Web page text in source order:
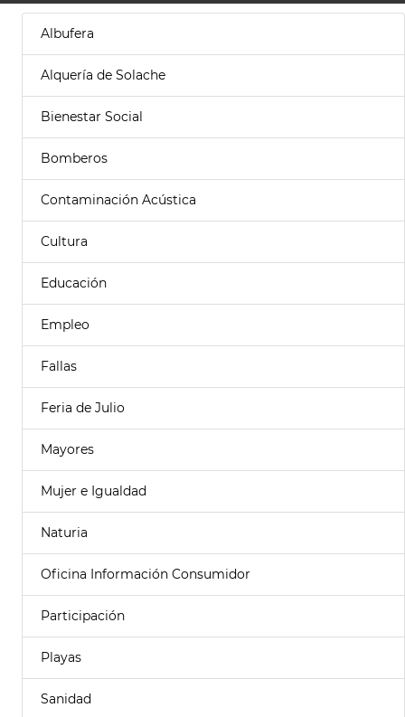
Albufera
Alquería de Solache
Bienestar Social
Bomberos
Contaminación Acústica
Cultura
Educación
Empleo
Fallas
Feria de Julio
Mayores
Mujer e Igualdad
Naturia
Oficina Información Consumidor
Participación
Playas
Sanidad